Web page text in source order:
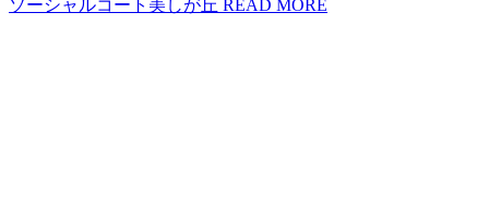
ソーシャルコート美しが丘 READ MORE